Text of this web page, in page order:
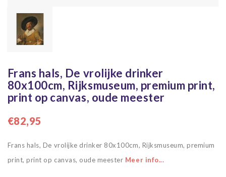
Frans hals, De vrolijke drinker
80x100cm, Rijksmuseum, premium print,
print op canvas, oude meester
€82,95
Frans hals, De vrolijke drinker 80x100cm, Rijksmuseum, premium
print, print op canvas, oude meester Meer info...